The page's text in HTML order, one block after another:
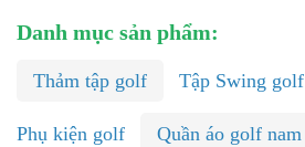
Danh mục sản phẩm:
Thảm tập golf Tập Swing golf
Phụ kiện golf Quần áo golf nam